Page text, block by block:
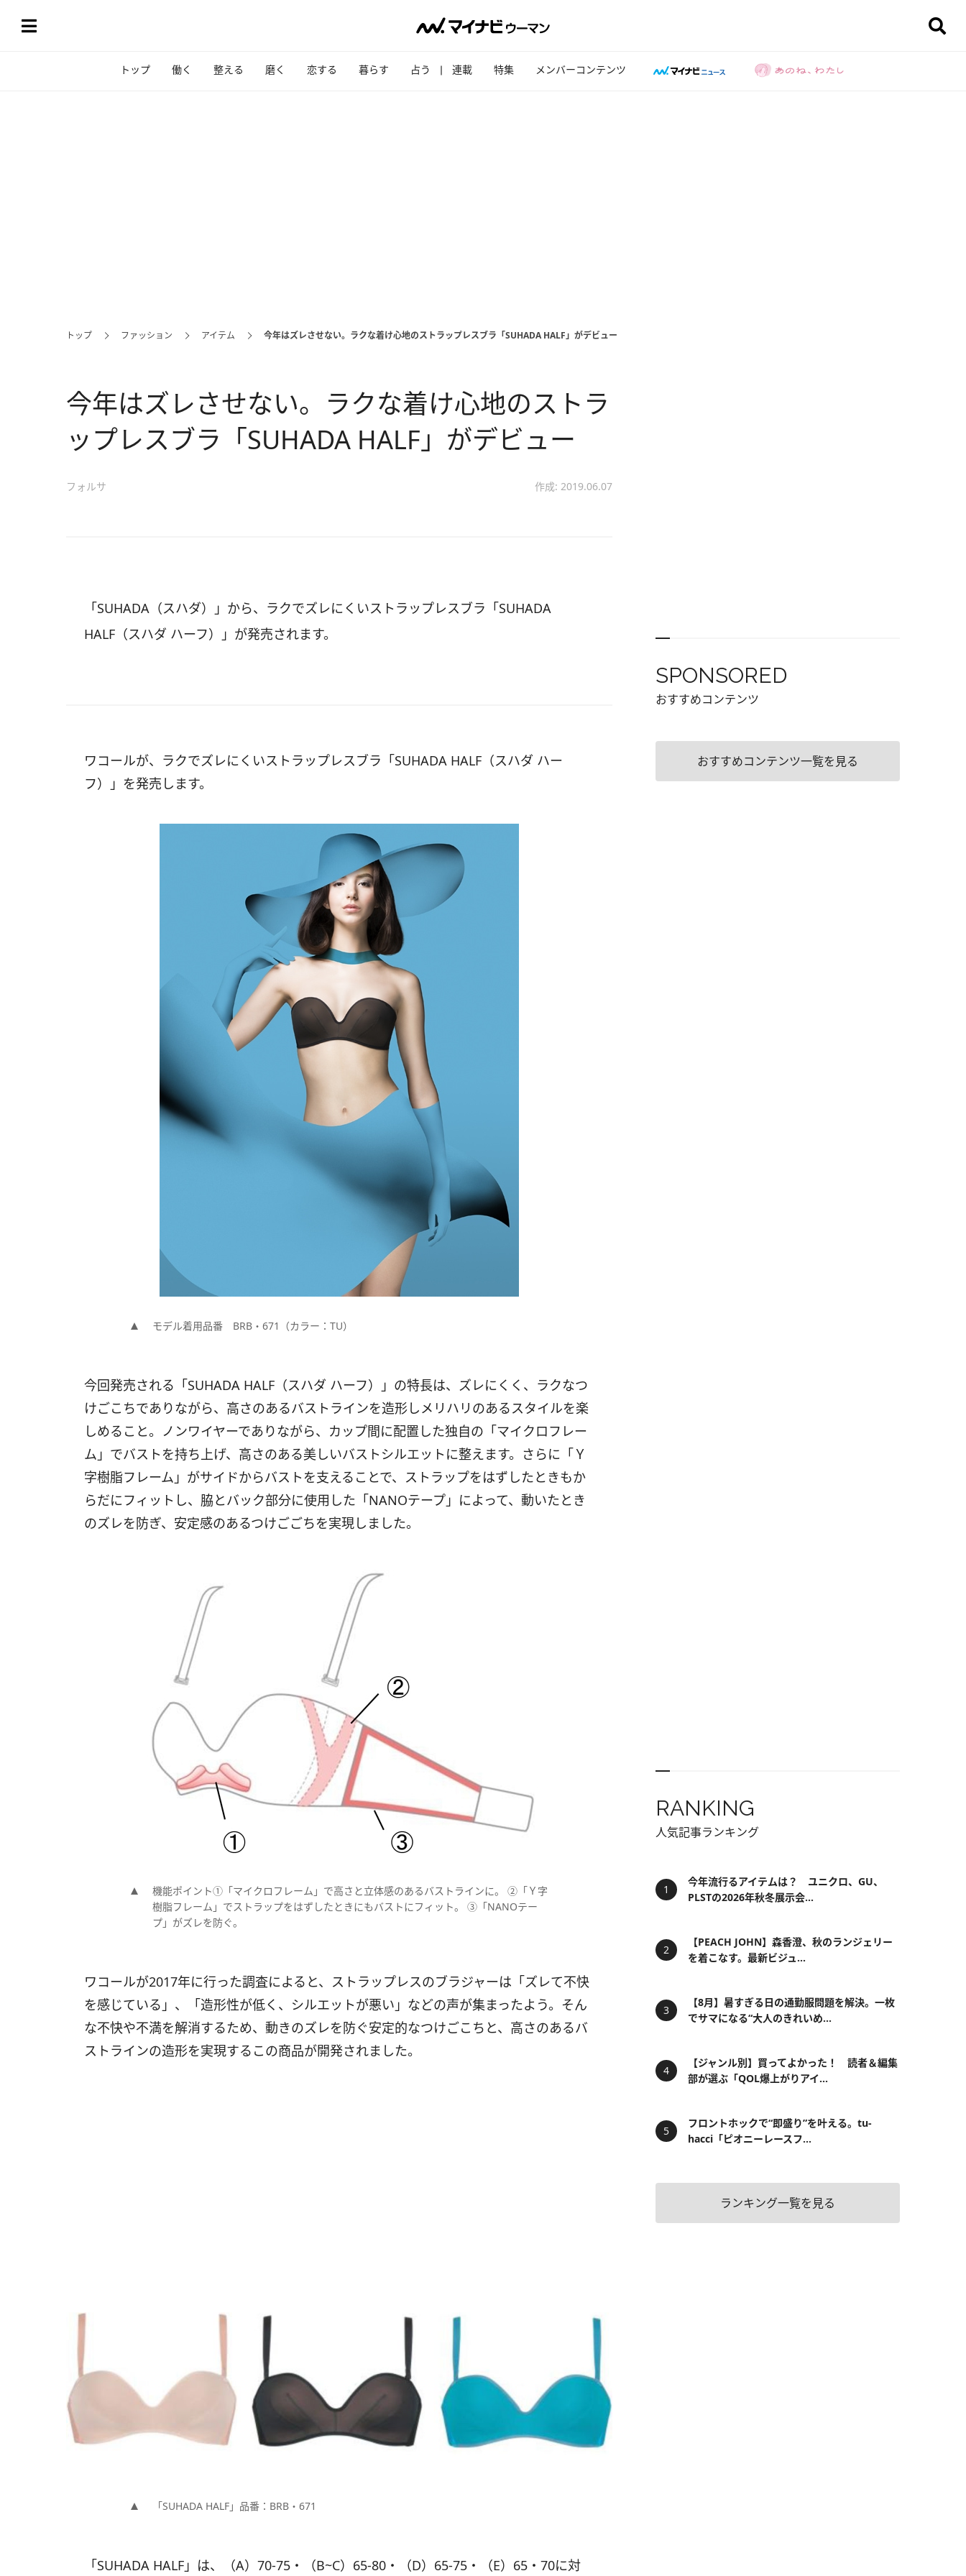
トップ 働く 整える 磨く 恋する 暮らす 占う 連載 特集 メンバーコンテンツ
トップ ファッション アイテム 今年はズレさせない。ラクな着け心地のストラップレスブラ「SUHADA HALF」がデビュー
今年はズレさせない。ラクな着け心地のストラ
ップレスブラ「SUHADA HALF」がデビュー
フォルサ 作成: 2019.06.07
「SUHADA（スハダ）」から、ラクでズレにくいストラップレスブラ「SUHADA
HALF（スハダ ハーフ）」が発売されます。
ワコールが、ラクでズレにくいストラップレスブラ「SUHADA HALF（スハダ ハー
フ）」を発売します。
モデル着用品番 BRB・671（カラー：TU）
今回発売される「SUHADA HALF（スハダ ハーフ）」の特長は、ズレにくく、ラクなつ
けごこちでありながら、高さのあるバストラインを造形しメリハリのあるスタイルを楽
しめること。ノンワイヤーでありながら、カップ間に配置した独自の「マイクロフレー
ム」でバストを持ち上げ、高さのある美しいバストシルエットに整えます。さらに「Ｙ
字樹脂フレーム」がサイドからバストを支えることで、ストラップをはずしたときもか
らだにフィットし、脇とバック部分に使用した「NANOテープ」によって、動いたとき
のズレを防ぎ、安定感のあるつけごごちを実現しました。
機能ポイント①「マイクロフレーム」で高さと立体感のあるバストラインに。 ②「Ｙ字
樹脂フレーム」でストラップをはずしたときにもバストにフィット。 ③「NANOテー
プ」がズレを防ぐ。
ワコールが2017年に行った調査によると、ストラップレスのブラジャーは「ズレて不快
を感じている」、「造形性が低く、シルエットが悪い」などの声が集まったよう。そん
な不快や不満を解消するため、動きのズレを防ぐ安定的なつけごこちと、高さのあるバ
ストラインの造形を実現するこの商品が開発されました。
「SUHADA HALF」品番：BRB・671
「SUHADA HALF」は、（A）70-75・（B~C）65-80・（D）65-75・（E）65・70に対
SPONSORED
おすすめコンテンツ
おすすめコンテンツ一覧を見る
RANKING
人気記事ランキング
今年流行るアイテムは？ ユニクロ、GU、
PLSTの2026年秋冬展示会...
【PEACH JOHN】森香澄、秋のランジェリー
を着こなす。最新ビジュ...
【8月】暑すぎる日の通勤服問題を解決。一枚
でサマになる“大人のきれいめ...
【ジャンル別】買ってよかった！ 読者＆編集
部が選ぶ「QOL爆上がりアイ...
フロントホックで“即盛り”を叶える。tu-
hacci「ピオニーレースフ...
ランキング一覧を見る